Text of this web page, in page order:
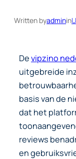
Written byadminin
Devipzino
uitgebreide
basis van de
dat het
reviews
en